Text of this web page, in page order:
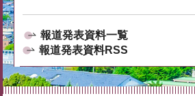
報道発表資料一覧
報道発表資料RSS